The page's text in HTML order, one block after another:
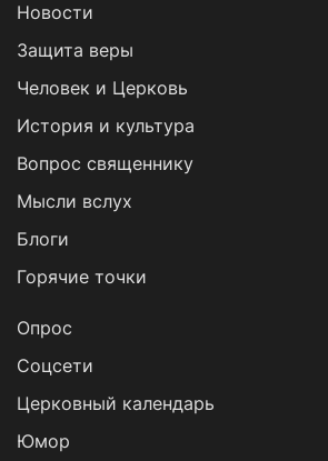
Новости
Защита веры
Человек и Церковь
История и культура
Вопрос священнику
Мысли вслух
Блоги
Горячие точки
Опрос
Cоцсети
Церковный календарь
Юмор